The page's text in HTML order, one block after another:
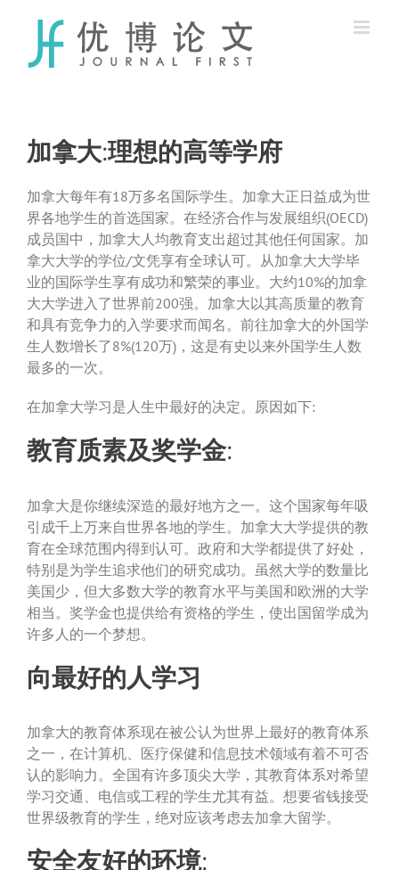
content
加拿大:理想的高等学府
加拿大每年有18万多名国际学生。加拿大正日益成为世
界各地学生的首选国家。在经济合作与发展组织(OECD)
成员国中，加拿大人均教育支出超过其他任何国家。加
拿大大学的学位/文凭享有全球认可。从加拿大大学毕
业的国际学生享有成功和繁荣的事业。大约10%的加拿
大大学进入了世界前200强。加拿大以其高质量的教育
和具有竞争力的入学要求而闻名。前往加拿大的外国学
生人数增长了8%(120万)，这是有史以来外国学生人数
最多的一次。
在加拿大学习是人生中最好的决定。原因如下:
教育质素及奖学金:
加拿大是你继续深造的最好地方之一。这个国家每年吸
引成千上万来自世界各地的学生。加拿大大学提供的教
育在全球范围内得到认可。政府和大学都提供了好处，
特别是为学生追求他们的研究成功。虽然大学的数量比
美国少，但大多数大学的教育水平与美国和欧洲的大学
相当。奖学金也提供给有资格的学生，使出国留学成为
许多人的一个梦想。
向最好的人学习
加拿大的教育体系现在被公认为世界上最好的教育体系
之一，在计算机、医疗保健和信息技术领域有着不可否
认的影响力。全国有许多顶尖大学，其教育体系对希望
学习交通、电信或工程的学生尤其有益。想要省钱接受
世界级教育的学生，绝对应该考虑去加拿大留学。
安全友好的环境: